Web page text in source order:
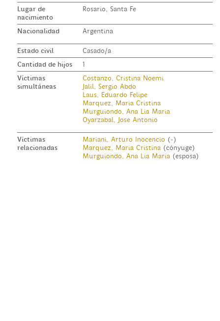
Lugar de
nacimiento
Rosario, Santa Fe
Nacionalidad Argentina
Estado civil
Casado/a
Cantidad de hijos
1
Víctimas
simultáneas
Costanzo, Cristina Noemi
Jalil, Sergio Abdo
Laus, Eduardo Felipe
Marquez, Maria Cristina
Murguiondo, Ana Lia Maria
Oyarzabal, Jose Antonio
Víctimas
relacionadas
Mariani, Arturo Inocencio (-)
Marquez, Maria Cristina(cónyuge)
Murguiondo, Ana Lia Maria(esposa)